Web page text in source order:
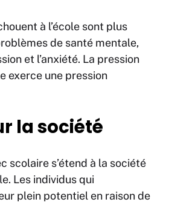
à l’école sont plus
de santé mentale,
et l’anxiété. La pression
exerce une pression
la société
scolaire s’étend à la société
Les individus qui
plein potentiel en raison de